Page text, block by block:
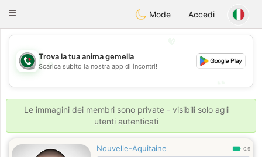
Weshrak
Toggle
Mode Accedi
💖
💕
Trova la tua anima gemella
Scarica subito la nostra app di incontri!
Le immagini dei membri sono private - visibili solo agli
utenti autenticati
Nouvelle-Aquitaine 0.9